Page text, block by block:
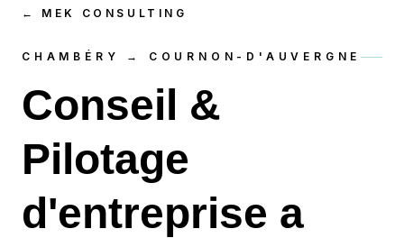
← MEK CONSULTING
CHAMBÉRY → COURNON-D'AUVERGNE
Conseil &
Pilotage
d'entreprise a